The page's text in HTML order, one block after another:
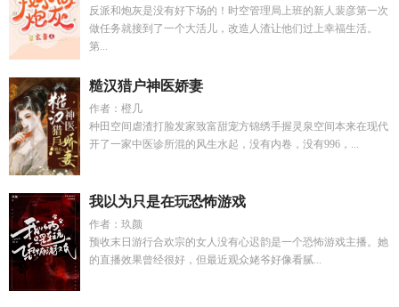
反派和炮灰是没有好下场的！时空管理局上班的新人裴彦第一次
做任务就接到了一个大活儿，改造人渣让他们过上幸福生活。
第...
糙汉猎户神医娇妻
作者：橙几
种田空间虐渣打脸发家致富甜宠方锦绣手握灵泉空间本来在现代
开了一家中医诊所混的风生水起，没有内卷，没有996，...
我以为只是在玩恐怖游戏
作者：玖颜
预收末日游行合欢宗的女人没有心迟韵是一个恐怖游戏主播。她
的直播效果曾经很好，但最近观众姥爷好像看腻...